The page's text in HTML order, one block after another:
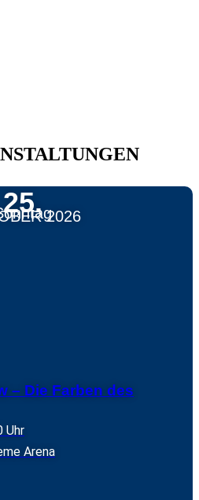
25. 2026
– Die Farben des
Uhr
Arena